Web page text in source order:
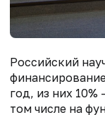
Российский
год, из них
том числе на